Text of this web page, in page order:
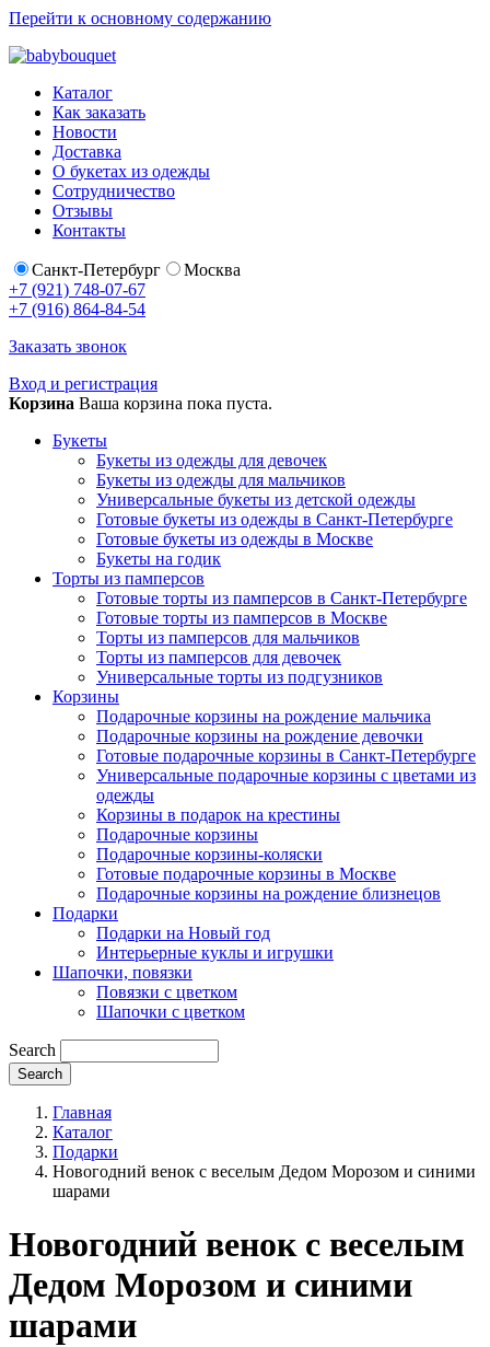
Перейти к основному содержанию
Каталог
Как заказать
Новости
Доставка
О букетах из одежды
Сотрудничество
Отзывы
Контакты
Санкт-Петербург
Москва
+7 (921) 748-07-67
+7 (916) 864-84-54
Заказать звонок
Вход и регистрация
Корзина Ваша корзина пока пуста.
Букеты
Букеты из одежды для девочек
Букеты из одежды для мальчиков
Универсальные букеты из детской одежды
Готовые букеты из одежды в Санкт-Петербурге
Готовые букеты из одежды в Москве
Букеты на годик
Торты из памперсов
Готовые торты из памперсов в Санкт-Петербурге
Готовые торты из памперсов в Москве
Торты из памперсов для мальчиков
Торты из памперсов для девочек
Универсальные торты из подгузников
Корзины
Подарочные корзины на рождение мальчика
Подарочные корзины на рождение девочки
Готовые подарочные корзины в Санкт-Петербурге
Универсальные подарочные корзины с цветами из
одежды
Корзины в подарок на крестины
Подарочные корзины
Подарочные корзины-коляски
Готовые подарочные корзины в Москве
Подарочные корзины на рождение близнецов
Подарки
Подарки на Новый год
Интерьерные куклы и игрушки
Шапочки, повязки
Повязки с цветком
Шапочки с цветком
Search
Главная
Каталог
Подарки
Новогодний венок с веселым Дедом Морозом и синими
шарами
Новогодний венок с веселым
Дедом Морозом и синими
шарами